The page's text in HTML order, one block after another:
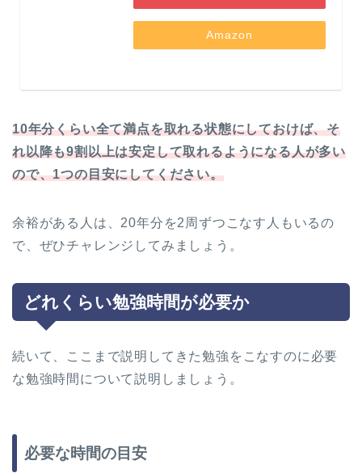
Amazon
10年分くらい全て満点を取れる状態にしておけば、そ
れ以降も9割以上は安定して取れるようになる人が多い
ので、1つの目安にしてください。
余裕がある人は、20年分を2周ずつこなす人もいるの
で、ぜひチャレンジしてみましょう。
どれくらい勉強時間が必要か
続いて、ここまで説明してきた勉強をこなすのに必要
な勉強時間について説明しましょう。
必要な時間の目安